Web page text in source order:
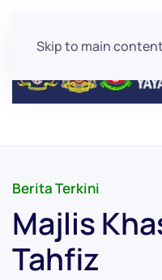
Skip to main content
Berita Terkini
Majlis
Tahfiz